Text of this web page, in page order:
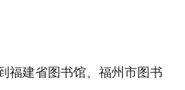
福建省图书馆、福州市图书